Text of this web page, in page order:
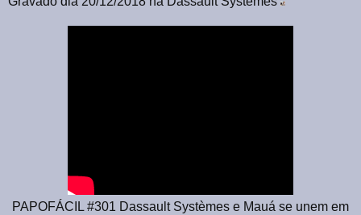
PAPOFÁCIL #301 Dassault Systèmes e Mauá se unem em